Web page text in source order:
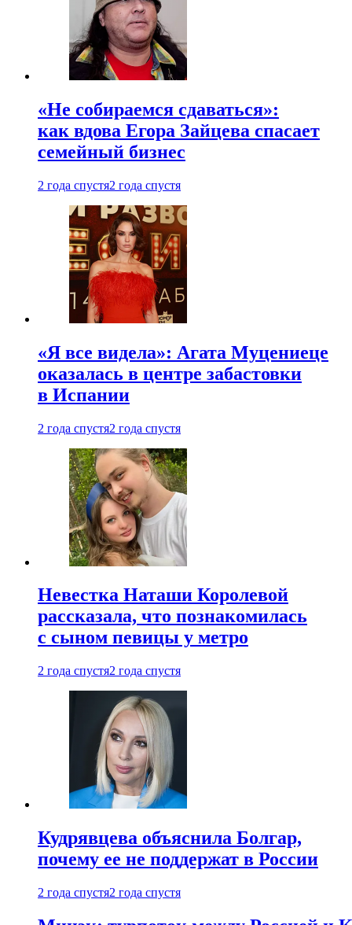
«Не собираемся сдаваться»:
как вдова Егора Зайцева спасает
семейный бизнес
2 года спустя2 года спустя
«Я все видела»: Агата Муцениеце
оказалась в центре забастовки
в Испании
2 года спустя2 года спустя
Невестка Наташи Королевой
рассказала, что познакомилась
с сыном певицы у метро
2 года спустя2 года спустя
Кудрявцева объяснила Болгар,
почему ее не поддержат в России
2 года спустя2 года спустя